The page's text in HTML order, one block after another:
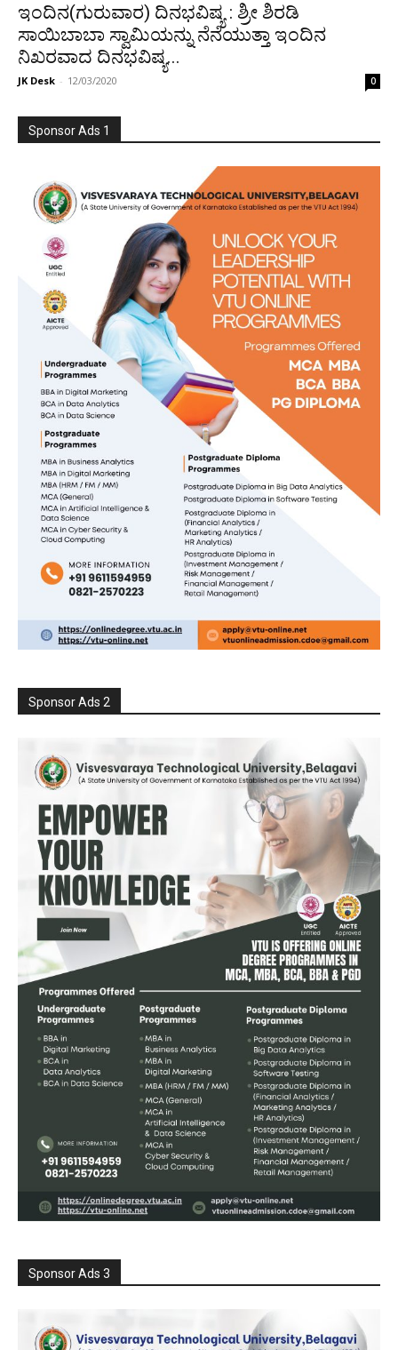
ಇಂದಿನ(ಗುರುವಾರ) ದಿನಭವಿಷ್ಯ : ಶ್ರೀ ಶಿರಡಿ
ಸಾಯಿಬಾಬಾ ಸ್ವಾಮಿಯನ್ನು ನೆನೆಯುತ್ತಾ ಇಂದಿನ
ನಿಖರವಾದ ದಿನಭವಿಷ್ಯ...
JK Desk - 12/03/2020 0
Sponsor Ads 1
Sponsor Ads 2
Sponsor Ads 3